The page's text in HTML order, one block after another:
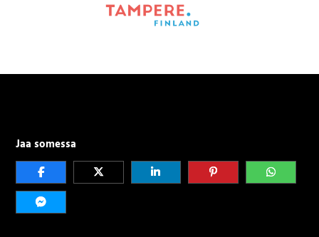
Jaa somessa